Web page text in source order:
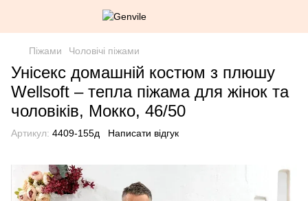
Піжами Чоловічі піжами
Унісекс домашній костюм з плюшу
Wellsoft – тепла піжама для жінок та
чоловіків, Мокко, 46/50
Артикул: 4409-155д Написати відгук